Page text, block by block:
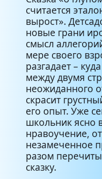
считается
вырост».
новые грани
смысл
мере своего
разгадает –
между двумя
неожиданного
скрасит
его опыт. Уже
школьник ясно
нравоучение,
незамеченное
разом
сказку.